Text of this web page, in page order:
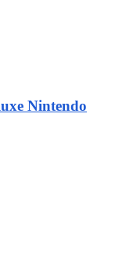
Nintendo